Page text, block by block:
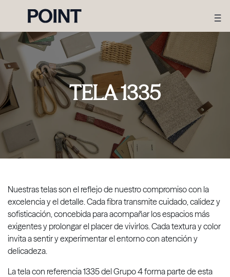
TELA 1335
Nuestras telas son el reflejo de nuestro compromiso con la
excelencia y el detalle. Cada fibra transmite cuidado, calidez y
sofisticación, concebida para acompañar los espacios más
exigentes y prolongar el placer de vivirlos. Cada textura y color
invita a sentir y experimentar el entorno con atención y
delicadeza.
La tela con referencia 1335 del Grupo 4 forma parte de esta